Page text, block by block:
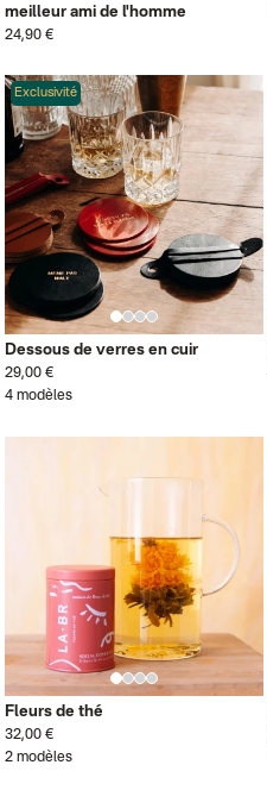
meilleur ami de l'homme
24,90 €
Exclusivité
Dessous de verres en cuir
29,00 €
4 modèles
Fleurs de thé
32,00 €
2 modèles